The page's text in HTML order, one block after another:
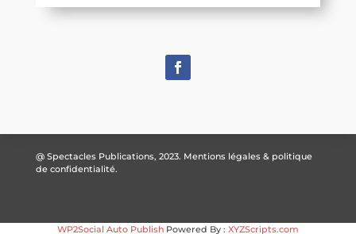
@ Spectacles Publications, 2023. Mentions légales & politique
de confidentialité.
WP2Social Auto Publish Powered By : XYZScripts.com